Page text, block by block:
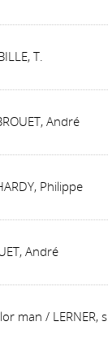
T.
André
Philippe
André
man / LERNER, s.